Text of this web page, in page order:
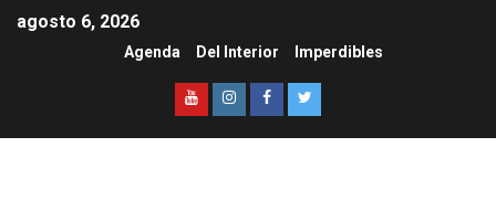
agosto 6, 2026
Agenda Del Interior Imperdibles